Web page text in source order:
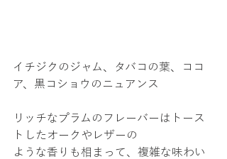
イチジクのジャム、タバコの葉、ココ
ア、黒コショウのニュアンス
リッチなプラムのフレーバーはトース
トしたオークやレザーの
ような香りも相まって、複雑な味わい